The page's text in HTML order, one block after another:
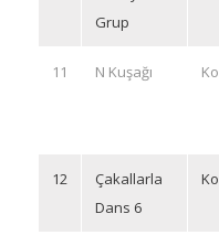
Grup
11 N Kuşağı
12
Çakallarla
Dans 6